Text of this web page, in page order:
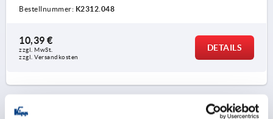
dünne Membran gebrochen werden.
Bestellnummer: K2312.048
10,39 €
zzgl. MwSt.
zzgl. Versandkosten
DETAILS
PRODUKTDETAILS